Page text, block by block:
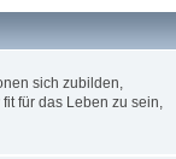
sich zubilden,
für das Leben zu sein,